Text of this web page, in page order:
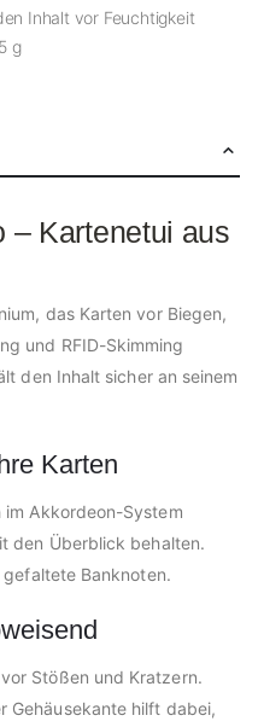
Inhalt vor Feuchtigkeit
g
– Kartenetui aus
das Karten vor Biegen,
und RFID-Skimming
den Inhalt sicher an seinem
Karten
Akkordeon-System
den Überblick behalten.
Banknoten.
Stößen und Kratzern.
Gehäusekante hilft dabei,